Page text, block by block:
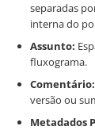
separadas
interna do
Assunto:
fluxograma.
Comentário:
versão ou
Metadados